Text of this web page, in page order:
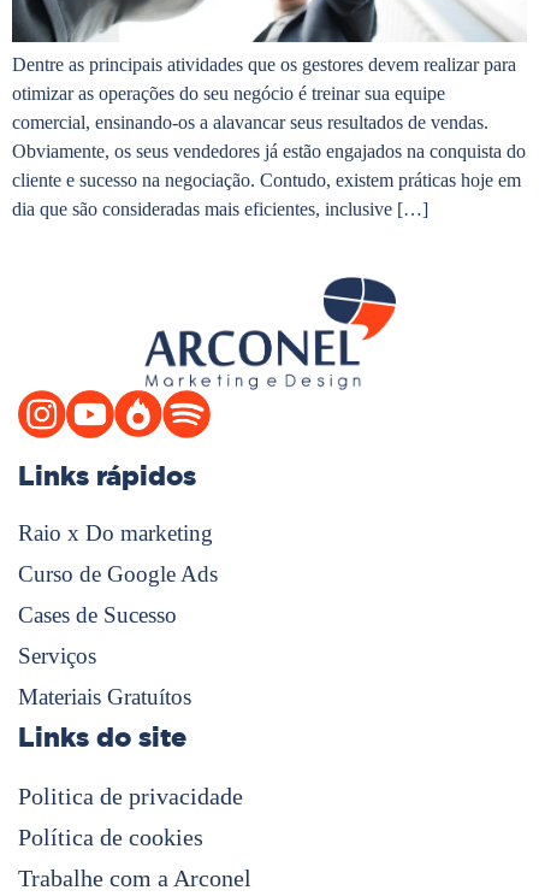
Dentre as principais atividades que os gestores devem realizar para
otimizar as operações do seu negócio é treinar sua equipe
comercial, ensinando-os a alavancar seus resultados de vendas.
Obviamente, os seus vendedores já estão engajados na conquista do
cliente e sucesso na negociação. Contudo, existem práticas hoje em
dia que são consideradas mais eficientes, inclusive […]
Links rápidos
Raio x Do marketing
Curso de Google Ads
Cases de Sucesso
Serviços
Materiais Gratuítos
Links do site
Politica de privacidade
Política de cookies
Trabalhe com a Arconel